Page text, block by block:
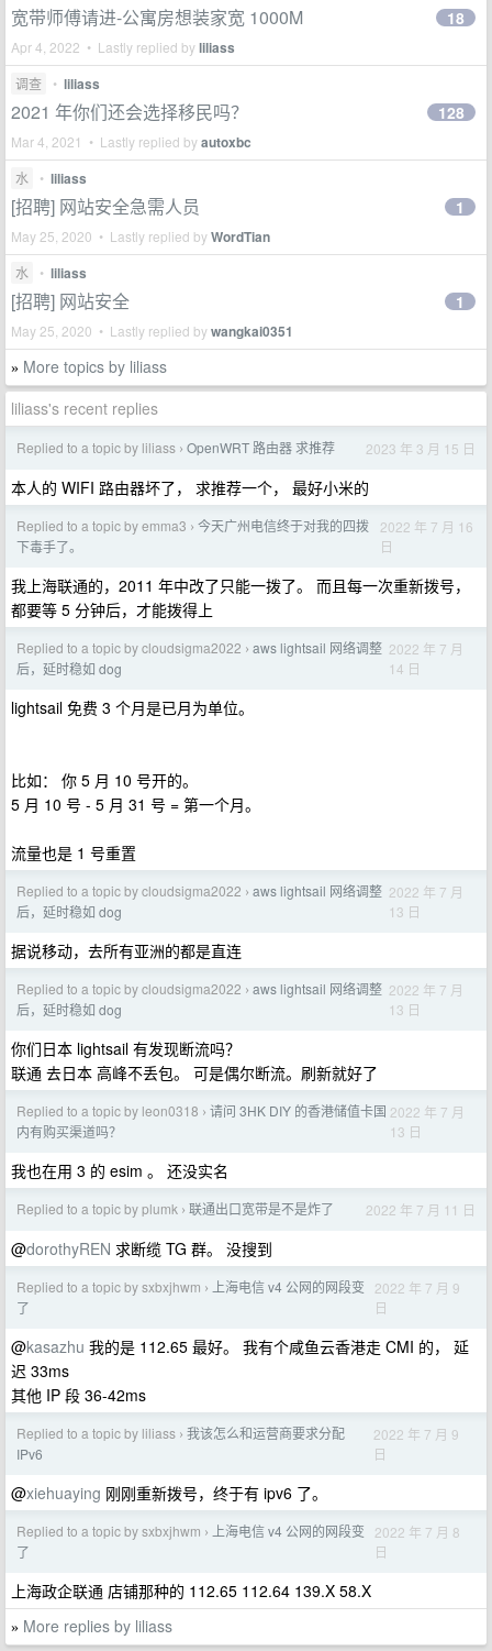
宽带师傅请进-公寓房想装家宽 1000M
Apr 4, 2022 • Lastly replied byliliass
18
调查 • liliass
2021 年你们还会选择移民吗？
Mar 4, 2021 • Lastly replied byautoxbc
128
水 • liliass
[招聘] 网站安全急需人员
May 25, 2020 • Lastly replied byWordTian
1
水 • liliass
[招聘] 网站安全
May 25, 2020 • Lastly replied bywangkai0351
1
» More topics by liliass
liliass's recent replies
Replied to a topic by liliass › OpenWRT 路由器 求推荐 2023 年 3 月 15 日
本人的 WIFI 路由器坏了， 求推荐一个， 最好小米的
Replied to a topic by emma3 › 今天广州电信终于对我的四拨
下毒手了。
2022 年 7 月 16
日
我上海联通的，2011 年中改了只能一拨了。 而且每一次重新拨号，
都要等 5 分钟后，才能拨得上
Replied to a topic by cloudsigma2022 › aws lightsail 网络调整
后，延时稳如 dog
2022 年 7 月
14 日
lightsail 免费 3 个月是已月为单位。
比如： 你 5 月 10 号开的。
5 月 10 号 - 5 月 31 号 = 第一个月。
流量也是 1 号重置
Replied to a topic by cloudsigma2022 › aws lightsail 网络调整
后，延时稳如 dog
2022 年 7 月
13 日
据说移动，去所有亚洲的都是直连
Replied to a topic by cloudsigma2022 › aws lightsail 网络调整
后，延时稳如 dog
2022 年 7 月
13 日
你们日本 lightsail 有发现断流吗？
联通 去日本 高峰不丢包。 可是偶尔断流。刷新就好了
Replied to a topic by leon0318 › 请问 3HK DIY 的香港储值卡国
内有购买渠道吗？
2022 年 7 月
13 日
我也在用 3 的 esim 。 还没实名
Replied to a topic by plumk › 联通出口宽带是不是炸了 2022 年 7 月 11 日
@dorothyREN 求断缆 TG 群。 没搜到
Replied to a topic by sxbxjhwm ›
上海电信 v4 公网的网段变
了
2022 年 7 月 9
日
@kasazhu 我的是 112.65 最好。 我有个咸鱼云香港走 CMI 的， 延
迟 33ms
其他 IP 段 36-42ms
Replied to a topic by liliass › 我该怎么和运营商要求分配
IPv6
2022 年 7 月 9
日
@xiehuaying 刚刚重新拨号，终于有 ipv6 了。
Replied to a topic by sxbxjhwm ›
上海电信 v4 公网的网段变
了
2022 年 7 月 8
日
上海政企联通 店铺那种的 112.65 112.64 139.X 58.X
» More replies by liliass